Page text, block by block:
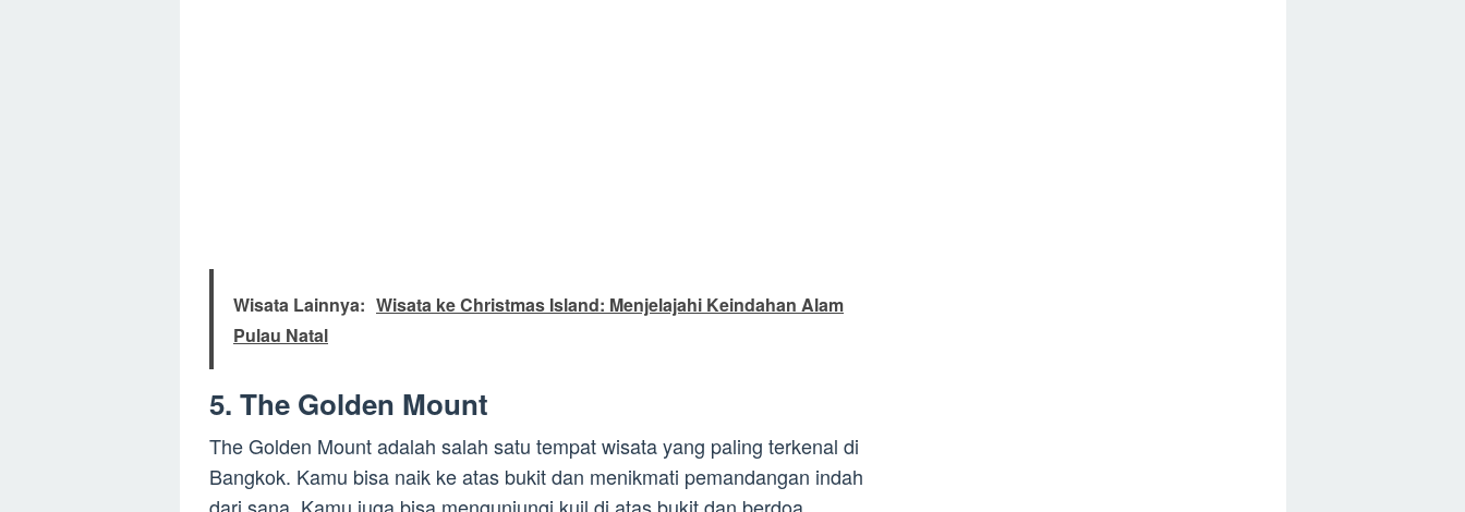
Wisata Lainnya: Wisata ke Christmas Island: Menjelajahi Keindahan Alam
Pulau Natal
5. The Golden Mount
The Golden Mount adalah salah satu tempat wisata yang paling terkenal di
Bangkok. Kamu bisa naik ke atas bukit dan menikmati pemandangan indah